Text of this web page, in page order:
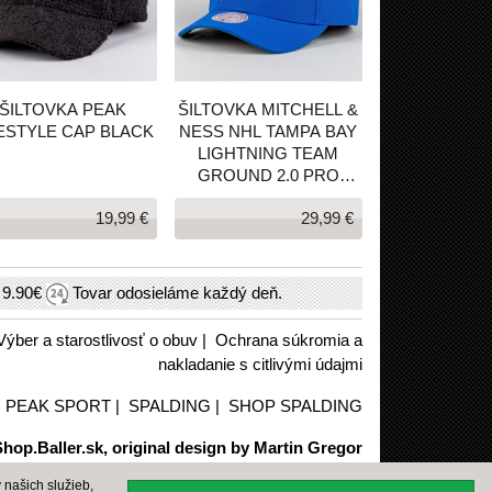
PEAK
CAP BLACK
19,99 €
ŠILTOVKA MITCHELL &
NESS NHL TAMPA BAY
LIGHTNING TEAM
GROUND 2.0 PRO
SNAPBACK MODRÁ
29,99 €
9.90€ Tovar odosieláme každý deň.
a starostlivosť o obuv| Ochrana súkromia a
nakladanie s citlivými údajmi
PEAK SPORT| SPALDING | SHOP SPALDING
original design by Martin Gregor
našich služieb,